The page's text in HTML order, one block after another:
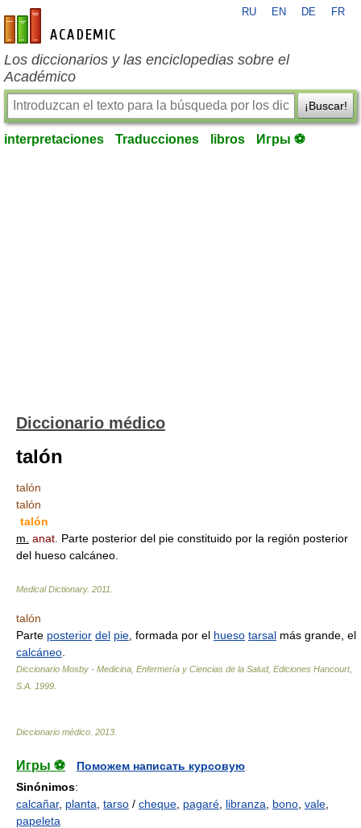
es-academic.com
RU EN DE FR
Los diccionarios y las enciclopedias sobre el
Académico
¡Buscar!
interpretaciones Traducciones libros Игры ⚽
Diccionario médico
talón
talón
talón
talón
m. anat. Parte posterior del pie constituido por la región posterior
del hueso calcáneo.
Medical Dictionary. 2011
talón
Parte posterior del pie , formada por el hueso tarsal más grande, el
calcáneo
Diccionario Mosby - Medicina, Enfermería y Ciencias de la Salud, Ediciones Hancourt,
S.A 1999
Diccionario médico 2013
Игры ⚽
Поможем написать курсовую
Sinónimos:
calcañar, planta tarso / cheque pagaré libranza bono vale
papeleta